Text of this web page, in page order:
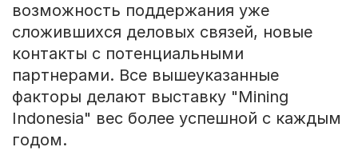
возможность поддержания уже
сложившихся деловых связей, новые
контакты с потенциальными
партнерами. Все вышеуказанные
факторы делают выставку "Mining
Indonesia" вес более успешной с каждым
годом.